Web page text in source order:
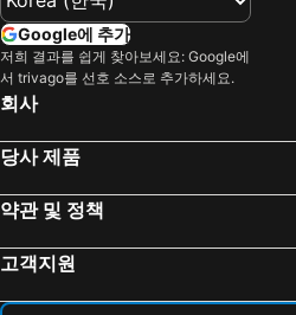
N Bridge Hotel
Best Western Plus Jeonju Hotel
Buan Tourist Hotel
Hound hotel gunsan
Jeonju Signature Hotel
ibis
Namwon Hotel
Kelriponiahotel
오
Google에 추가
저희 결과를 쉽게 찾아보세요: Google에
서 trivago를 선호 소스로 추가하세요.
회사
당사 제품
약관 및 정책
고객지원